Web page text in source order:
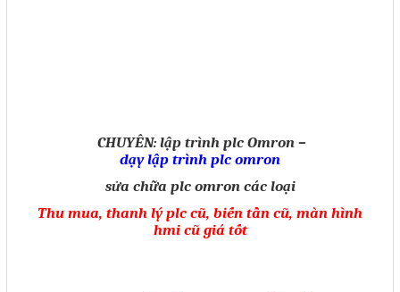
CHUYÊN: lập trình plc Omron –
dạy lập trình plc omron
sửa chữa plc omron các loại
Thu mua, thanh lý plc cũ, biến tần cũ, màn hình
hmi cũ giá tốt
Gọi cho chúng tôi